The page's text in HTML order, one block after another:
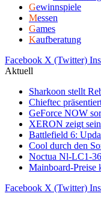
Gewinnspiele
Messen
Games
Kaufberatung
Facebook X (Twitter)
Aktuell
Sharkoon stellt
Chieftec
GeForce NOW
XERON zeigt
Battlefield 6:
Cool durch den
Noctua Nl-LC1-
Mainboard-Preise
Facebook X (Twitter)